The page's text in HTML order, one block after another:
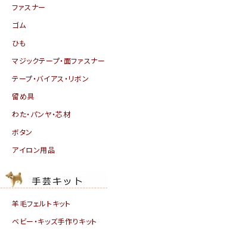
ファスナー
ゴム
ひも
マジックテープ・面ファスナー
テープ・バイアス・リボン
留め具
わた・パンヤ・芯材
ボタン
アイロン用品
羊毛フェルトキット
ベビー・キッズ手作りキット